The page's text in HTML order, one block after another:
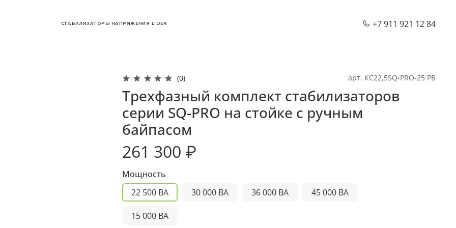
СТАБИЛИЗАТОРЫ НАПРЯЖЕНИЯ LIDER +7 911 921 12 84
(0) арт. КС22,5SQ-PRO-25 РБ
Трехфазный комплект стабилизаторов
серии SQ-PRO на стойке с ручным
байпасом
261 300 ₽
Мощность
22 500 ВА
30 000 ВА 36 000 ВА 45 000 ВА
15 000 ВА